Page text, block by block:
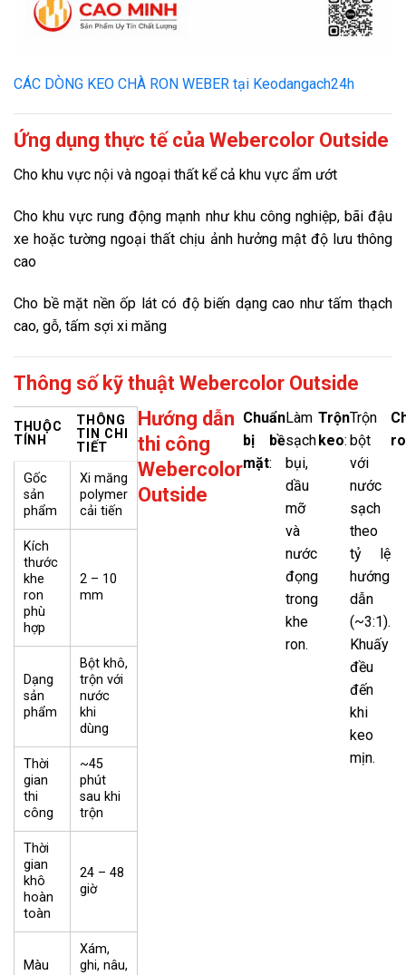
CÁC DÒNG KEO CHÀ RON WEBER tại Keodangach24h
Ứng dụng thực tế của Webercolor Outside
Cho khu vực nội và ngoại thất kể cả khu vực ẩm ướt
Cho khu vực rung động mạnh như khu công nghiệp, bãi đậu
xe hoặc tường ngoại thất chịu ảnh hưởng mật độ lưu thông
cao
Cho bề mặt nền ốp lát có độ biến dạng cao như tấm thạch
cao, gỗ, tấm sợi xi măng
Thông số kỹ thuật Webercolor Outside
THUỘC
TÍNH
THÔNG
TIN CHI
TIẾT
Gốc
sản
phẩm
Xi măng
polymer
cải tiến
Kích
thước
khe
ron
phù
hợp
2 – 10
mm
Dạng
sản
phẩm
Bột khô,
trộn với
nước
khi
dùng
Thời
gian
thi
công
~45
phút
sau khi
trộn
Thời
gian
khô
hoàn
toàn
24 – 48
giờ
Màu
Xám,
ghi, nâu,
Hướng dẫn
thi công
Webercolor
Outside
Chuẩn
bị bề
mặt:
Làm
sạch
bụi,
dầu
mỡ
và
nước
đọng
trong
khe
ron.
Trộn
keo:
Trộn
bột
với
nước
sạch
theo
tỷ lệ
hướng
dẫn
(~3:1).
Khuấy
đều
đến
khi
keo
mịn.